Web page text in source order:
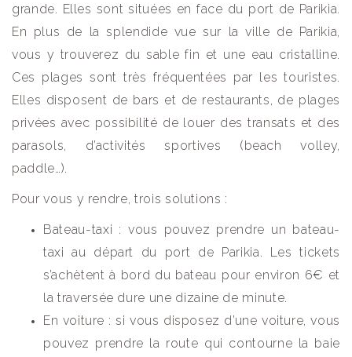
grande. Elles sont situées en face du port de Parikia.
En plus de la splendide vue sur la ville de Parikia,
vous y trouverez du sable fin et une eau cristalline.
Ces plages sont très fréquentées par les touristes.
Elles disposent de bars et de restaurants, de plages
privées avec possibilité de louer des transats et des
parasols, d’activités sportives (beach volley,
paddle…).
Pour vous y rendre, trois solutions :
Bateau-taxi : vous pouvez prendre un bateau-
taxi au départ du port de Parikia. Les tickets
s’achètent à bord du bateau pour environ 6€ et
la traversée dure une dizaine de minute.
En voiture : si vous disposez d’une voiture, vous
pouvez prendre la route qui contourne la baie